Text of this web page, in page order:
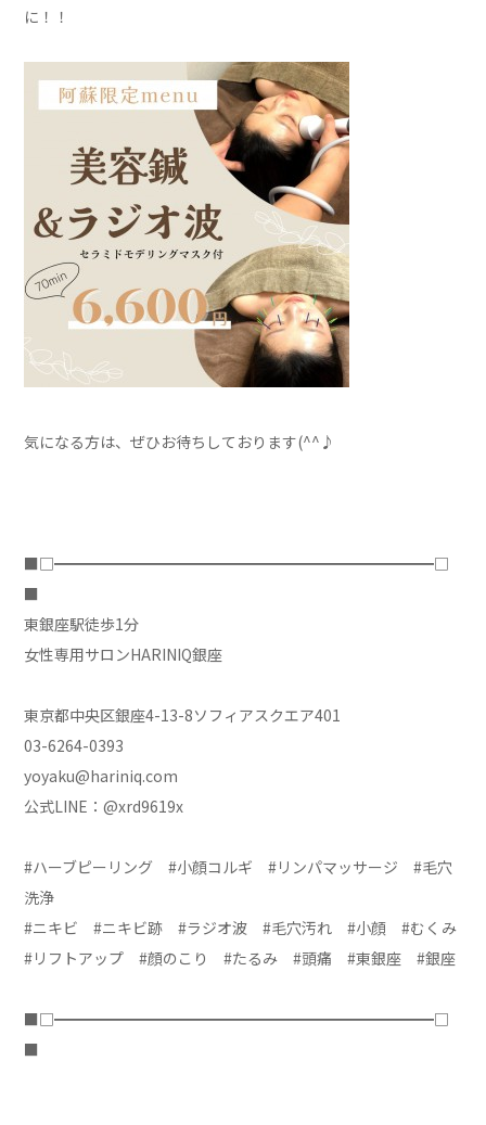
に！！
気になる方は、ぜひお待ちしております(^^♪
■□━━━━━━━━━━━━━━━━━━━━━━━━━□
■
東銀座駅徒歩1分
女性専用サロンHARINIQ銀座
東京都中央区銀座4-13-8ソフィアスクエア401
03-6264-0393
yoyaku@hariniq.com
公式LINE：@xrd9619x
#ハーブピーリング #小顔コルギ #リンパマッサージ #毛穴
洗浄
#ニキビ #ニキビ跡 #ラジオ波 #毛穴汚れ #小顔 #むくみ
#リフトアップ #顔のこり #たるみ #頭痛 #東銀座 #銀座
■□━━━━━━━━━━━━━━━━━━━━━━━━━□
■